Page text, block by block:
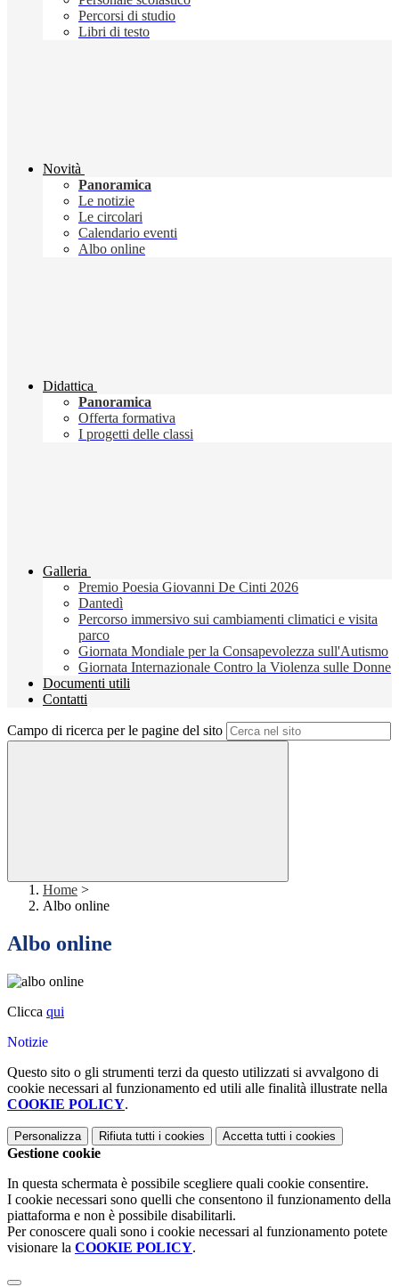
Percorsi di studio
Libri di testo
Novità
Panoramica
Le notizie
Le circolari
Calendario eventi
Albo online
Didattica
Panoramica
Offerta formativa
I progetti delle classi
Galleria
Premio Poesia Giovanni De Cinti 2026
Dantedì
Percorso immersivo sui cambiamenti climatici e visita
parco
Giornata Mondiale per la Consapevolezza sull'Autismo
Giornata Internazionale Contro la Violenza sulle Donne
Documenti utili
Contatti
Campo di ricerca per le pagine del sito
Home >
Albo online
Albo online
Clicca qui
Notizie
Questo sito o gli strumenti terzi da questo utilizzati si avvalgono di
cookie necessari al funzionamento ed utili alle finalità illustrate nella
COOKIE POLICY.
Personalizza Rifiuta tutti i cookies Accetta tutti i cookies
Gestione cookie
In questa schermata è possibile scegliere quali cookie consentire.
I cookie necessari sono quelli che consentono il funzionamento della
piattaforma e non è possibile disabilitarli.
Per conoscere quali sono i cookie necessari al funzionamento potete
visionare la COOKIE POLICY.